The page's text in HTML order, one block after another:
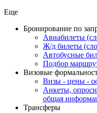
Еще
Бронирование по
Авиабилеты
Ж/д билеты
Автобусные
Подбор
Визовые
Визы - цены -
Анкеты,
общая
Трансферы